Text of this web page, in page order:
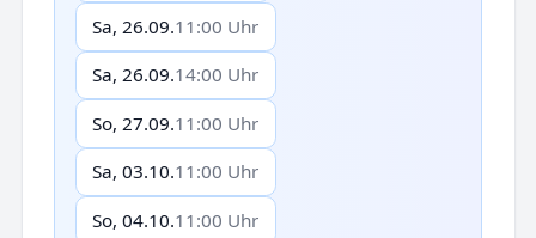
Sa, 26.09.11:00 Uhr
Sa, 26.09.14:00 Uhr
So, 27.09.11:00 Uhr
Sa, 03.10.11:00 Uhr
So, 04.10.11:00 Uhr